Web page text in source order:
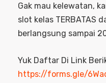
Gak mau kelewatan,
slot kelas TERBATAS
berlangsung sampai
Yuk Daftar Di Link
https://forms.gle/